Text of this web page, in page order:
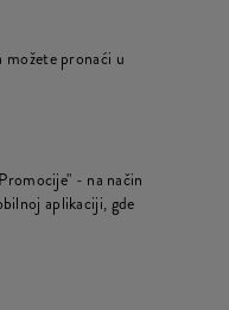
možete pronaći u
- na način
aplikaciji, gde